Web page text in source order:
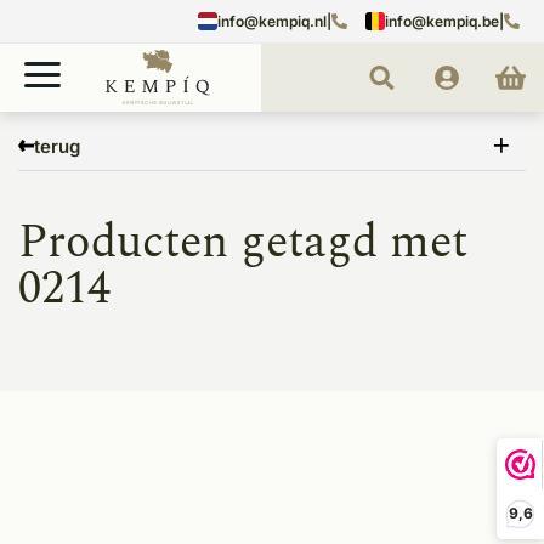
9,6
info@kempiq.nl info@kempiq.be
terug
0214
Producten getagd met
0214